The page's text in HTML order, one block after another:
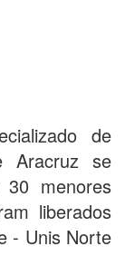
de
Aracruz se
menores
liberados
- Unis Norte